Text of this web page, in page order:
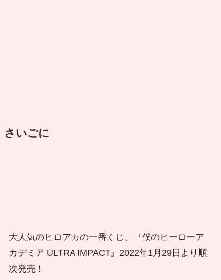
さいごに
大人気のヒロアカの一番くじ、『僕のヒーローア
カデミア ULTRA IMPACT』2022年1月29日より順
次発売！